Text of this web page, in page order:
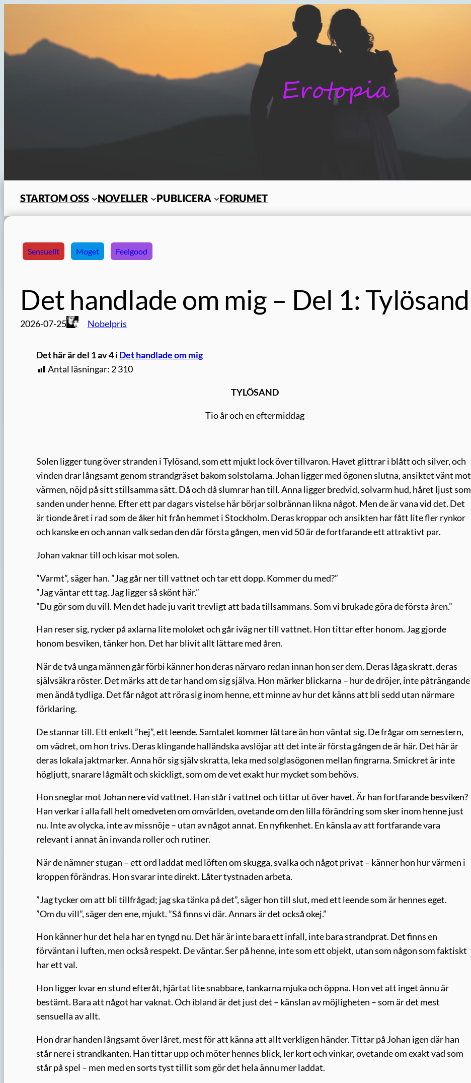
STARTOM OSS NOVELLER PUBLICERA FORUMET
Sensuellt Moget Feelgood
Det handlade om mig – Del 1: Tylösand
2026-07-25 Nobelpris
Det här är del 1 av 4 i Det handlade om mig
Antal läsningar: 2 310
TYLÖSAND
Tio år och en eftermiddag
Solen ligger tung över stranden i Tylösand, som ett mjukt lock över tillvaron. Havet glittrar i blått och silver, och
vinden drar långsamt genom strandgräset bakom solstolarna. Johan ligger med ögonen slutna, ansiktet vänt mot
värmen, nöjd på sitt stillsamma sätt. Då och då slumrar han till. Anna ligger bredvid, solvarm hud, håret ljust som
sanden under henne. Efter ett par dagars vistelse här börjar solbrännan likna något. Men de är vana vid det. Det
är tionde året i rad som de åker hit från hemmet i Stockholm. Deras kroppar och ansikten har fått lite fler rynkor
och kanske en och annan valk sedan den där första gången, men vid 50 är de fortfarande ett attraktivt par.
Johan vaknar till och kisar mot solen.
”Varmt”, säger han. ”Jag går ner till vattnet och tar ett dopp. Kommer du med?”
”Jag väntar ett tag. Jag ligger så skönt här.”
”Du gör som du vill. Men det hade ju varit trevligt att bada tillsammans. Som vi brukade göra de första åren.”
Han reser sig, rycker på axlarna lite moloket och går iväg ner till vattnet. Hon tittar efter honom. Jag gjorde
honom besviken, tänker hon. Det har blivit allt lättare med åren.
När de två unga männen går förbi känner hon deras närvaro redan innan hon ser dem. Deras låga skratt, deras
självsäkra röster. Det märks att de tar hand om sig själva. Hon märker blickarna – hur de dröjer, inte påträngande
men ändå tydliga. Det får något att röra sig inom henne, ett minne av hur det känns att bli sedd utan närmare
förklaring.
De stannar till. Ett enkelt ”hej”, ett leende. Samtalet kommer lättare än hon väntat sig. De frågar om semestern,
om vädret, om hon trivs. Deras klingande halländska avslöjar att det inte är första gången de är här. Det här är
deras lokala jaktmarker. Anna hör sig själv skratta, leka med solglasögonen mellan fingrarna. Smickret är inte
högljutt, snarare lågmält och skickligt, som om de vet exakt hur mycket som behövs.
Hon sneglar mot Johan nere vid vattnet. Han står i vattnet och tittar ut över havet. Är han fortfarande besviken?
Han verkar i alla fall helt omedveten om omvärlden, ovetande om den lilla förändring som sker inom henne just
nu. Inte av olycka, inte av missnöje – utan av något annat. En nyfikenhet. En känsla av att fortfarande vara
relevant i annat än invanda roller och rutiner.
När de nämner stugan – ett ord laddat med löften om skugga, svalka och något privat – känner hon hur värmen i
kroppen förändras. Hon svarar inte direkt. Låter tystnaden arbeta.
”Jag tycker om att bli tillfrågad; jag ska tänka på det”, säger hon till slut, med ett leende som är hennes eget.
”Om du vill”, säger den ene, mjukt. ”Så finns vi där. Annars är det också okej.”
Hon känner hur det hela har en tyngd nu. Det här är inte bara ett infall, inte bara strandprat. Det finns en
förväntan i luften, men också respekt. De väntar. Ser på henne, inte som ett objekt, utan som någon som faktiskt
har ett val.
Hon ligger kvar en stund efteråt, hjärtat lite snabbare, tankarna mjuka och öppna. Hon vet att inget ännu är
bestämt. Bara att något har vaknat. Och ibland är det just det – känslan av möjligheten – som är det mest
sensuella av allt.
Hon drar handen långsamt över låret, mest för att känna att allt verkligen händer. Tittar på Johan igen där han
står nere i strandkanten. Han tittar upp och möter hennes blick, ler kort och vinkar, ovetande om exakt vad som
står på spel – men med en sorts tyst tillit som gör det hela ännu mer laddat.